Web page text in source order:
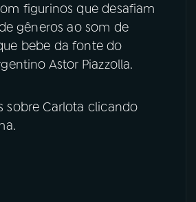
figurinos que desafiam
gêneros ao som de
bebe da fonte do
Astor Piazzolla.
sobre Carlota clicando